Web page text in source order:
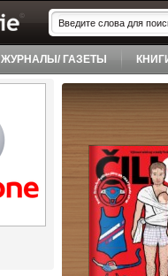
ЖУРНАЛЫ/ ГАЗЕТЫ